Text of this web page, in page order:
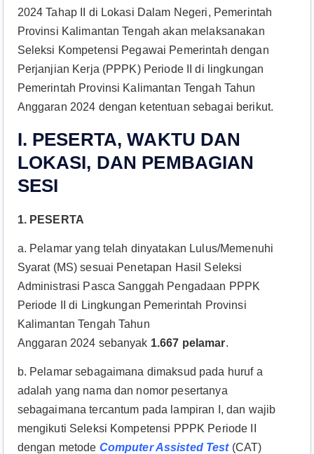
2024 Tahap II di Lokasi Dalam Negeri, Pemerintah
Provinsi Kalimantan Tengah akan melaksanakan
Seleksi Kompetensi Pegawai Pemerintah dengan
Perjanjian Kerja (PPPK) Periode II di lingkungan
Pemerintah Provinsi Kalimantan Tengah Tahun
Anggaran 2024 dengan ketentuan sebagai berikut.
I. PESERTA, WAKTU DAN
LOKASI, DAN PEMBAGIAN
SESI
1. PESERTA
a. Pelamar yang telah dinyatakan Lulus/Memenuhi
Syarat (MS) sesuai Penetapan Hasil Seleksi
Administrasi Pasca Sanggah Pengadaan PPPK
Periode II di Lingkungan Pemerintah Provinsi
Kalimantan Tengah Tahun
Anggaran 2024 sebanyak 1.667 pelamar.
b. Pelamar sebagaimana dimaksud pada huruf a
adalah yang nama dan nomor pesertanya
sebagaimana tercantum pada lampiran I, dan wajib
mengikuti Seleksi Kompetensi PPPK Periode II
dengan metode Computer Assisted Test (CAT)